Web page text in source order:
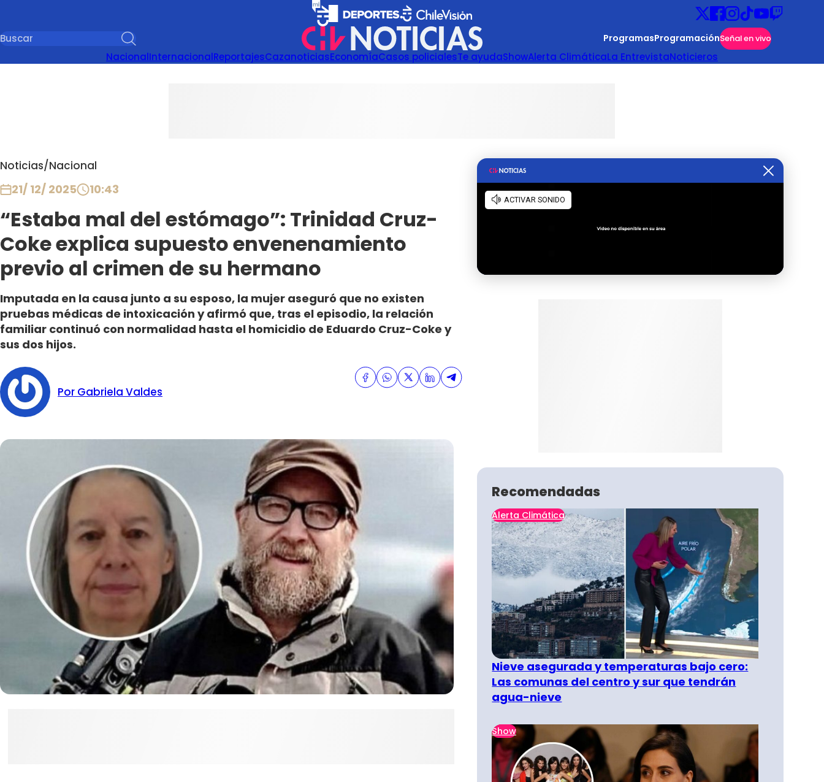
ProgramasProgramaciónSeñal en vivo
NacionalInternacionalReportajesCazanoticiasEconomíaCasos policialesTe ayudaShowAlerta ClimáticaLa EntrevistaNoticieros
Noticias/Nacional
21/ 12/ 2025 10:43
“Estaba mal del estómago”: Trinidad Cruz-
Coke explica supuesto envenenamiento
previo al crimen de su hermano
Imputada en la causa junto a su esposo, la mujer aseguró que no existen
pruebas médicas de intoxicación y afirmó que, tras el episodio, la relación
familiar continuó con normalidad hasta el homicidio de Eduardo Cruz-Coke y
sus dos hijos.
Por Gabriela Valdes
Recomendadas
Alerta Climática
Nieve asegurada y temperaturas bajo cero:
Las comunas del centro y sur que tendrán
agua-nieve
Show